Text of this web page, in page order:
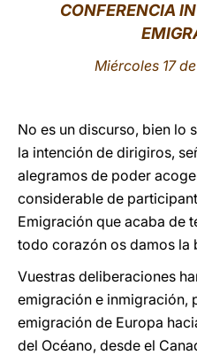
CONFERENCIA
Miércoles 17
No es un discurso, bien lo
la intención de dirigiros,
alegramos de poder
considerable de
Emigración que acaba de
todo corazón os damos la
Vuestras deliberaciones
emigración e inmigración,
emigración de Europa
del Océano, desde el